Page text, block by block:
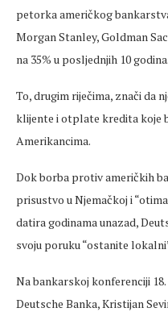
petorka američkog
Morgan Stanley, Goldman
na 35% u posljednjih 10 godina.
To, drugim riječima, znači da
klijente i otplate kredita koje
Amerikancima.
Dok borba protiv američkih
prisustvo u Njemačkoj i
datira godinama unazad,
svoju poruku “ostanite
Na bankarskoj konferenciji
Deutsche Banka, Kristijan